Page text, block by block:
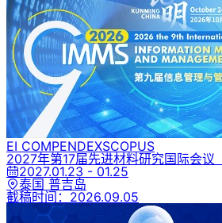
EI COMPENDEXSCOPUS
2027年第17届先进材料研究国际会议
2027.01.23 - 01.25
泰国 普吉岛
截稿时间： 2026.09.05